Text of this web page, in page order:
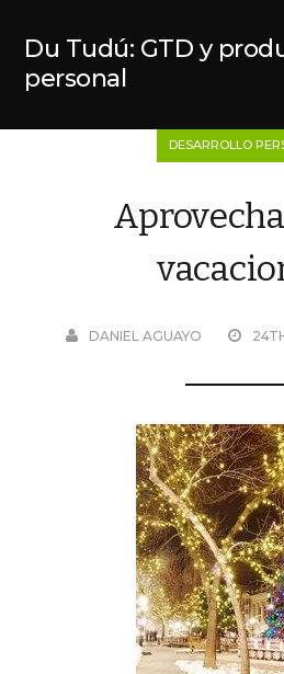
Du Tudú: GTD y
personal
DESARROLLO
DANIEL AGUAYO